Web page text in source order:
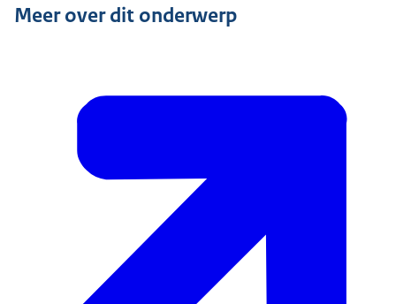
Meer over dit onderwerp